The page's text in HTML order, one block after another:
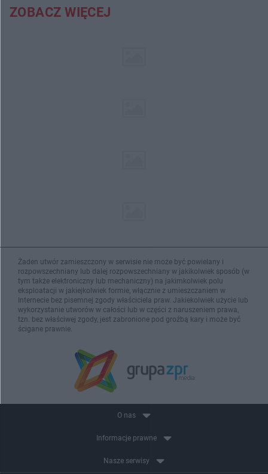
ZOBACZ WIĘCEJ
Żaden utwór zamieszczony w serwisie nie może być powielany i
rozpowszechniany lub dalej rozpowszechniany w jakikolwiek sposób (w
tym także elektroniczny lub mechaniczny) na jakimkolwiek polu
eksploatacji w jakiejkolwiek formie, włącznie z umieszczaniem w
Internecie bez pisemnej zgody właściciela praw. Jakiekolwiek użycie lub
wykorzystanie utworów w całości lub w części z naruszeniem prawa,
tzn. bez właściwej zgody, jest zabronione pod groźbą kary i może być
ścigane prawnie.
O nas
Informacje prawne
Nasze serwisy